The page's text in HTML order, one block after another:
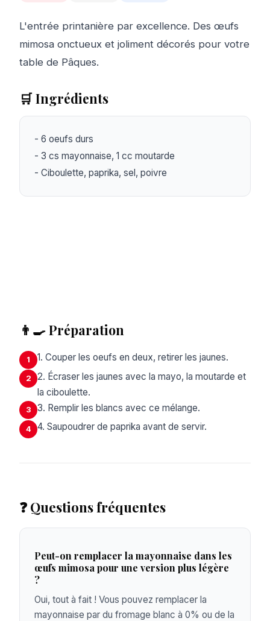
L'entrée printanière par excellence. Des œufs
mimosa onctueux et joliment décorés pour votre
table de Pâques.
🛒 Ingrédients
- 6 oeufs durs
- 3 cs mayonnaise, 1 cc moutarde
- Ciboulette, paprika, sel, poivre
👨‍🍳 Préparation
1 1. Couper les oeufs en deux, retirer les jaunes.
2
2. Écraser les jaunes avec la mayo, la moutarde et
la ciboulette.
3 3. Remplir les blancs avec ce mélange.
4 4. Saupoudrer de paprika avant de servir.
❓ Questions fréquentes
Peut-on remplacer la mayonnaise dans les
œufs mimosa pour une version plus légère
?
Oui, tout à fait ! Vous pouvez remplacer la
mayonnaise par du fromage blanc à 0% ou de la